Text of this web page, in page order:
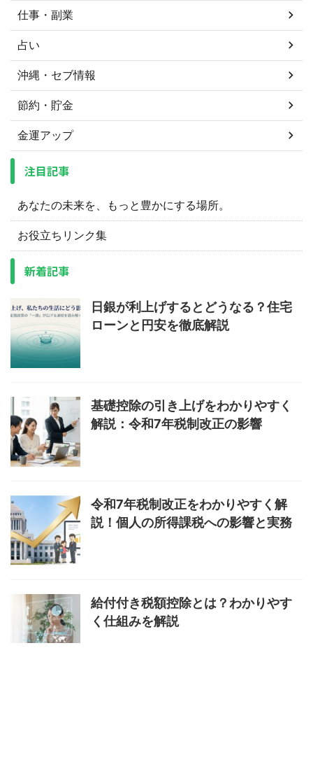
仕事・副業
占い
沖縄・セブ情報
節約・貯金
金運アップ
注目記事
あなたの未来を、もっと豊かにする場所。
お役立ちリンク集
新着記事
日銀が利上げするとどうなる？住宅
ローンと円安を徹底解説
基礎控除の引き上げをわかりやすく
解説：令和7年税制改正の影響
令和7年税制改正をわかりやすく解
説！個人の所得課税への影響と実務
給付付き税額控除とは？わかりやす
く仕組みを解説